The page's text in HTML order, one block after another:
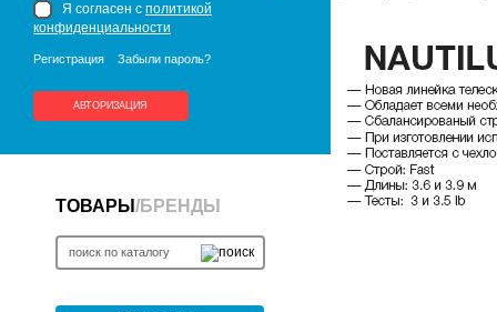
Я согласен с политикой
конфиденциальности
Регистрация Забыли пароль?
АВТОРИЗАЦИЯ
ТОВАРЫ /БРЕНДЫ